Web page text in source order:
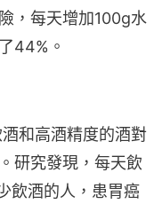
，每天增加100g水
44%。
和高酒精度的酒對
研究發現，每天飲
飲酒的人，患胃癌